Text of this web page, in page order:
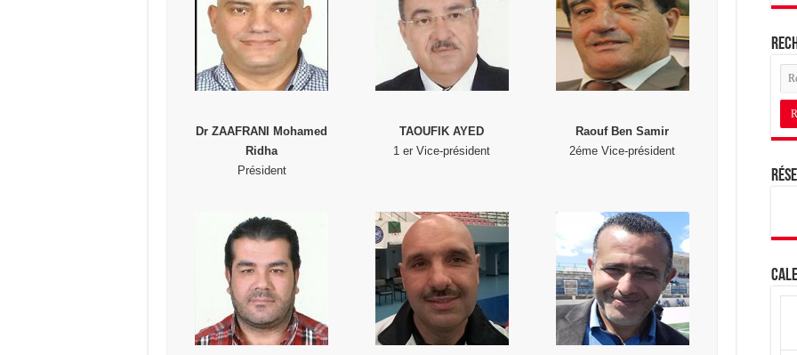
Dr ZAAFRANI Mohamed
Ridha
Président
TAOUFIK AYED
1 er Vice-président
Raouf Ben Samir
2éme Vice-président